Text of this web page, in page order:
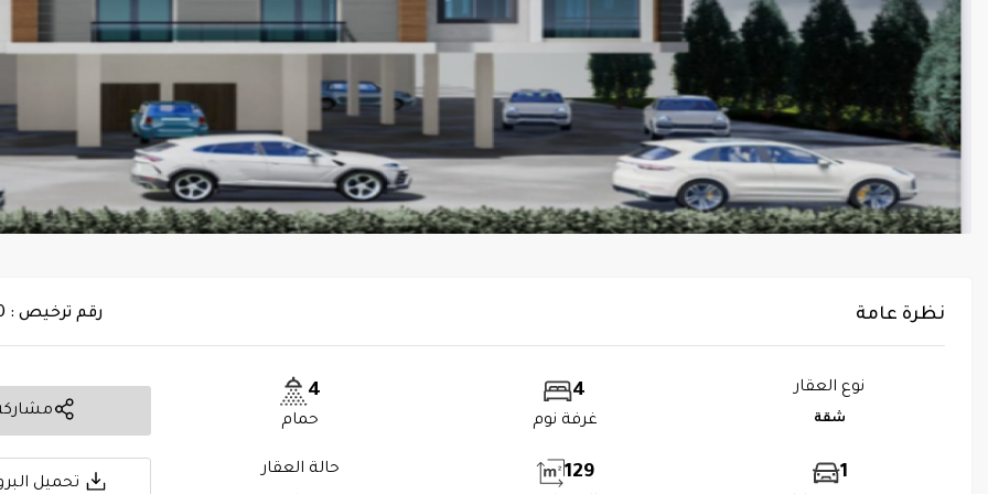
نظرة عامة رقم ترخيص : 7200181230
نوع العقار
شقة
4
غرفة نوم
4
حمام
1
129 حالة العقار
تحميل